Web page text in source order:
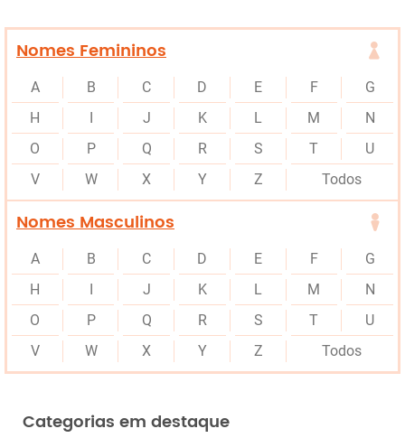
Nomes Femininos
A B C D E F
G
H
I J K L M
N
O
P Q R S T
U
V
W X Y Z Todos
Nomes Masculinos
A B C D E F
G
H
I J K L M
N
O
P Q R S T
U
V
W X Y Z Todos
Categorias em destaque